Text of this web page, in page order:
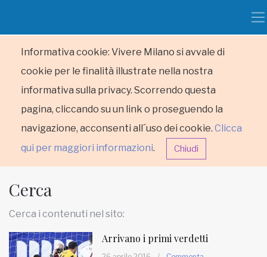
Informativa cookie: Vivere Milano si avvale di
cookie per le finalità illustrate nella nostra
informativa sulla privacy. Scorrendo questa
pagina, cliccando su un link o proseguendo la
navigazione, acconsenti all´uso dei cookie. Clicca
qui per maggiori informazioni. Chiudi
HOME
Cerca
Cerca i contenuti nel sito:
Arrivano i primi verdetti